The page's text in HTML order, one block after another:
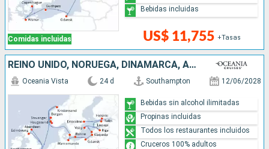
Comidas incluidas US$ 11,755 +Tasas
Bebidas incluidas
REINO UNIDO, NORUEGA, DINAMARCA, ALEMANIA, POLONIA, LITUANIA, LETONIA, ESTONIA, FINLANDIA, SUECIA
Oceania Vista 24 d Southampton 12/06/2028
Bebidas sin alcohol ilimitadas
Propinas incluidas
Todos los restaurantes incluidos
Cruceros 100% adultos